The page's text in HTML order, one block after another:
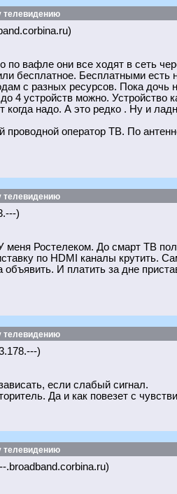
телевидению
вафле они все ходят в сеть
бесплатное. Бесплатными
с разных ресурсов. Пока дочь
4 устройств можно. Устройство
когда надо. А это редко . Ну и
проводной оператор ТВ. По
телевидению
)
Ростелеком. До смарт ТВ
по HDMI каналы крутить.
объявить. И платить за дне
телевидению
)
если слабый сигнал.
Да и как повезет с
телевидению
.broadband.corbina.ru)